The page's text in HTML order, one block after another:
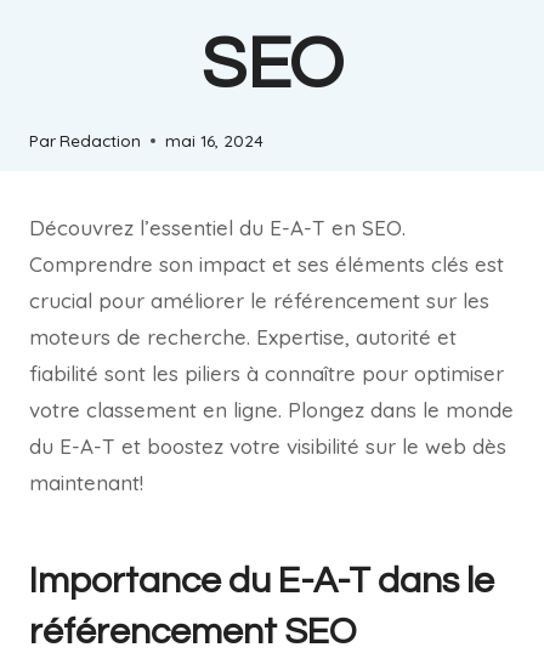
SEO
ParRedaction mai 16, 2024
Découvrez l’essentiel du E-A-T en SEO.
Comprendre son impact et ses éléments clés est
crucial pour améliorer le référencement sur les
moteurs de recherche. Expertise, autorité et
fiabilité sont les piliers à connaître pour optimiser
votre classement en ligne. Plongez dans le monde
du E-A-T et boostez votre visibilité sur le web dès
maintenant!
Importance du E-A-T dans le
référencement SEO